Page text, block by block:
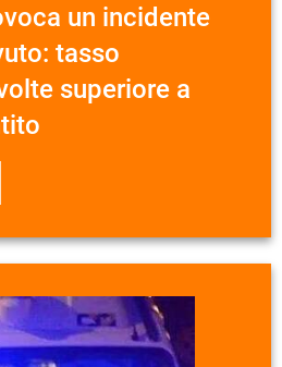
un incidente
tasso
superiore a